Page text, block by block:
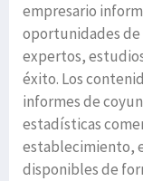
empresario
oportunidades de
expertos,
éxito. Los
informes de
estadísticas
establecimiento,
disponibles de